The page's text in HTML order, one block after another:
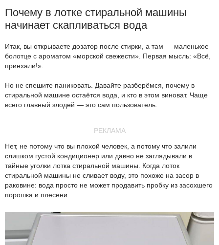
Почему в лотке стиральной машины
начинает скапливаться вода
Итак, вы открываете дозатор после стирки, а там — маленькое
болотце с ароматом «морской свежести». Первая мысль: «Всё,
приехали!».
Но не спешите паниковать. Давайте разберёмся, почему в
стиральной машине остаётся вода, и кто в этом виноват. Чаще
всего главный злодей — это сам пользователь.
РЕКЛАМА
Нет, не потому что вы плохой человек, а потому что залили
слишком густой кондиционер или давно не заглядывали в
тайные уголки лотка стиральной машины. Когда лоток
стиральной машины не сливает воду, это похоже на засор в
раковине: вода просто не может продавить пробку из засохшего
порошка и плесени.